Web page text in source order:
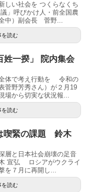
しい社会を つくらなくち
」呼びかけ人・前全国農
中）副会長 菅野...
を読む
姓一揆」 院内集会
体で考え行動を 令和の
菅野芳秀さん）が２月19
場から切実な状況報...
を読む
喫緊の課題 鈴木
層と日本社会崩壊の足音
宣弘 ロシアがウクライ
を７月に再開し...
を読む